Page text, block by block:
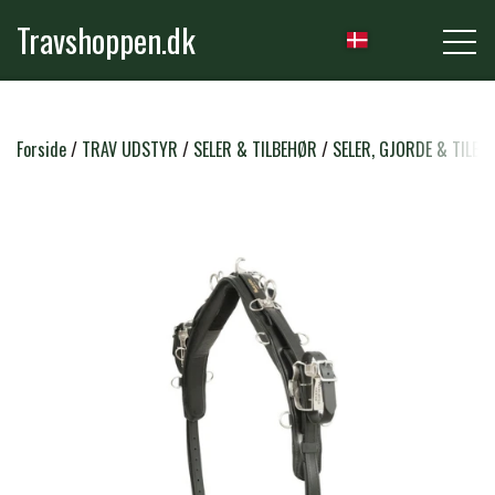
Travshoppen.dk
NYHEDER
HEST
GRIMER & TRÆKTOVE
TRENSER & TILBEHØR
SADLER & TILBEHØR
RYTTER
RIDEBUKSER & LEGGINS
TRØJER, BLUSER & T-SHIRTS
PLEJE & STALD
STRIGLER & TILBEHØR
Forside TRAV UDSTYR SELER & TILBEHØR SELER, GJORDE &